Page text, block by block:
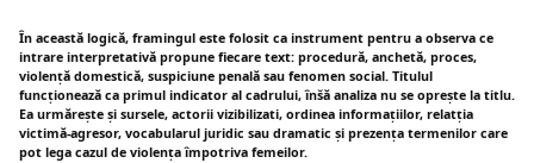
În această logică, framingul este folosit ca instrument pentru a observa ce
intrare interpretativă propune fiecare text: procedură, anchetă, proces,
violență domestică, suspiciune penală sau fenomen social. Titulul
funcționează ca primul indicator al cadrului, înšă analiza nu se oprește la titlu.
Ea urmărește și sursele, actorii vizibilizati, ordinea informațiilor, relatția
victimă-agresor, vocabularul juridic sau dramatic și prezența termenilor care
pot lega cazul de violența împotriva femeilor.